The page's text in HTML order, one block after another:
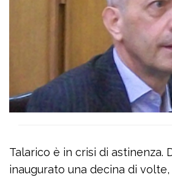
Talarico è in crisi di astinenza.
inaugurato una decina di